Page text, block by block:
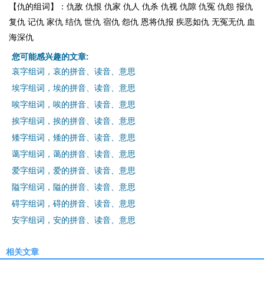
【仇的组词】：仇敌 仇恨 仇家 仇人 仇杀 仇视 仇隙 仇冤 仇怨 报仇
复仇 记仇 家仇 结仇 世仇 宿仇 怨仇 恩将仇报 疾恶如仇 无冤无仇 血
海深仇
您可能感兴趣的文章:
哀字组词，哀的拼音、读音、意思
埃字组词，埃的拼音、读音、意思
唉字组词，唉的拼音、读音、意思
挨字组词，挨的拼音、读音、意思
矮字组词，矮的拼音、读音、意思
蔼字组词，蔼的拼音、读音、意思
爱字组词，爱的拼音、读音、意思
隘字组词，隘的拼音、读音、意思
碍字组词，碍的拼音、读音、意思
安字组词，安的拼音、读音、意思
相关文章